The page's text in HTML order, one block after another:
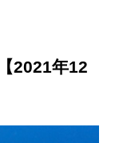
2021年12